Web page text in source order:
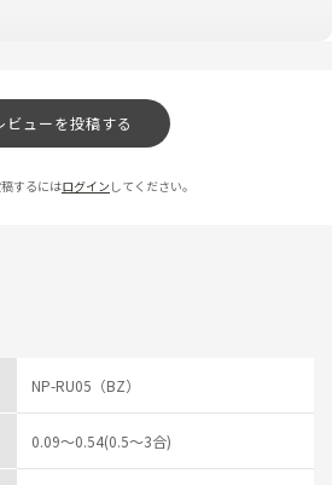
ビューを投稿する
するにはログイン してください。
NP-RU05（BZ）
0.09～0.54(0.5～3合)